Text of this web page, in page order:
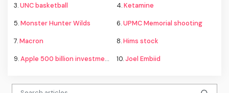
3.UNC basketball 4.Ketamine
5.Monster Hunter Wilds 6.UPMC Memorial shooting
7.Macron 8.Hims stock
9.Apple 500 billion investment 10.Joel Embiid